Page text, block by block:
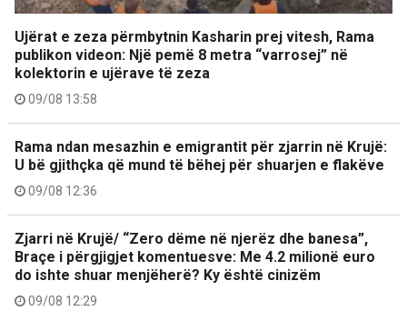
Ujërat e zeza përmbytnin Kasharin prej vitesh, Rama
publikon videon: Një pemë 8 metra “varrosej” në
kolektorin e ujërave të zeza
09/08 13:58
Rama ndan mesazhin e emigrantit për zjarrin në Krujë:
U bë gjithçka që mund të bëhej për shuarjen e flakëve
09/08 12:36
Zjarri në Krujë/ “Zero dëme në njerëz dhe banesa”,
Braçe i përgjigjet komentuesve: Me 4.2 milionë euro
do ishte shuar menjëherë? Ky është cinizëm
09/08 12:29